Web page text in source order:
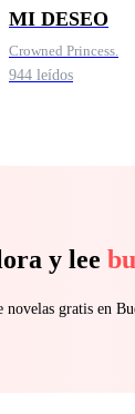
MI DESEO
Crowned Princess.
944 leídos
y lee
novelas gratis en